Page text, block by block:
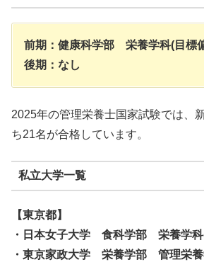
前期：健康科学部 栄養学科(目標
後期：なし
2025年の管理栄養士国家試験では、
ち21名が合格しています。
私立大学一覧
【東京都】
・日本女子大学 食科学部 栄養学科
・東京家政大学 栄養学部 管理栄養